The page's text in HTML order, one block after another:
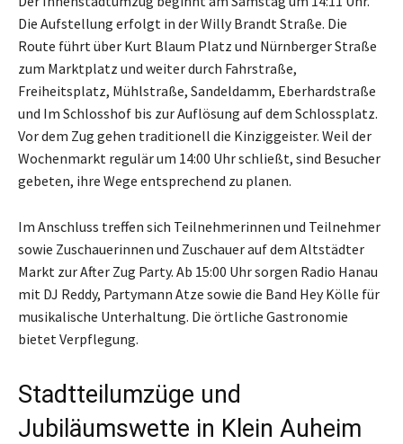
Die Aufstellung erfolgt in der Willy Brandt Straße. Die
Route führt über Kurt Blaum Platz und Nürnberger Straße
zum Marktplatz und weiter durch Fahrstraße,
Freiheitsplatz, Mühlstraße, Sandeldamm, Eberhardstraße
und Im Schlosshof bis zur Auflösung auf dem Schlossplatz.
Vor dem Zug gehen traditionell die Kinziggeister. Weil der
Wochenmarkt regulär um 14:00 Uhr schließt, sind Besucher
gebeten, ihre Wege entsprechend zu planen.
Im Anschluss treffen sich Teilnehmerinnen und Teilnehmer
sowie Zuschauerinnen und Zuschauer auf dem Altstädter
Markt zur After Zug Party. Ab 15:00 Uhr sorgen Radio Hanau
mit DJ Reddy, Partymann Atze sowie die Band Hey Kölle für
musikalische Unterhaltung. Die örtliche Gastronomie
bietet Verpflegung.
Stadtteilumzüge und
Jubiläumswette in Klein Auheim